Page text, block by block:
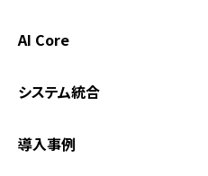
AI Core
システム統合
導入事例